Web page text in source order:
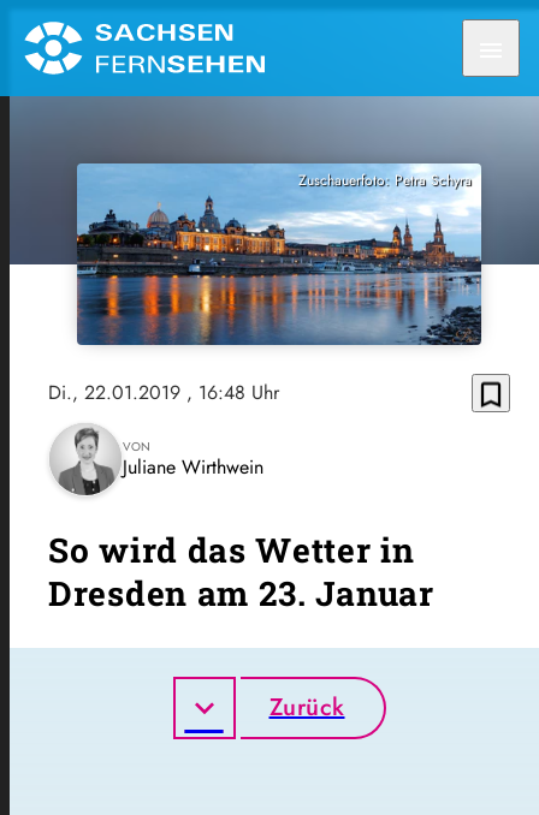
Zuschauerfoto: Petra Schyra
Di., 22.01.2019 , 16:48 Uhr bookmark_border
VON
Juliane Wirthwein
So wird das Wetter in
Dresden am 23. Januar
Zurück